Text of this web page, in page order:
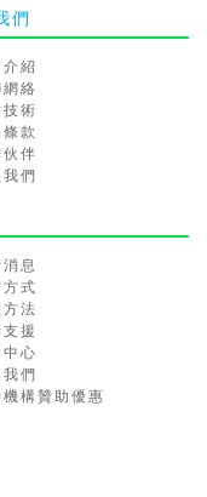
們
紹
絡
術
款
伴
們
息
式
法
援
心
們
機構贊助優惠